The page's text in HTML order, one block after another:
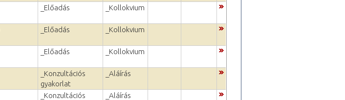
_Előadás _Kollokvium
_Előadás _Kollokvium
_Előadás _Kollokvium
_Konzultációs
gyakorlat
_Aláírás
_Konzultációs
_Aláírás